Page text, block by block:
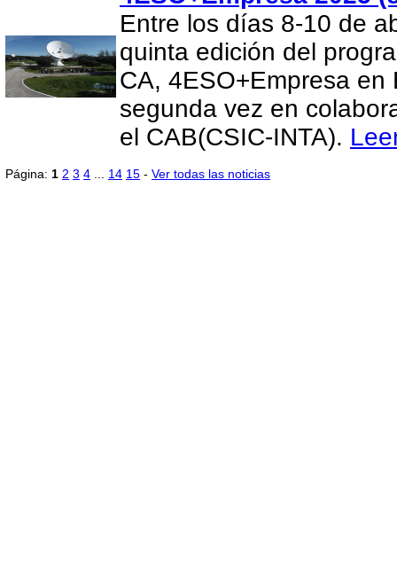
Entre los días 8-10 de
quinta edición del
CA, 4ESO+Empresa en
segunda vez en
el CAB(CSIC-INTA).
Página: 1 2 3 4 14 15 - Ver todas las noticias